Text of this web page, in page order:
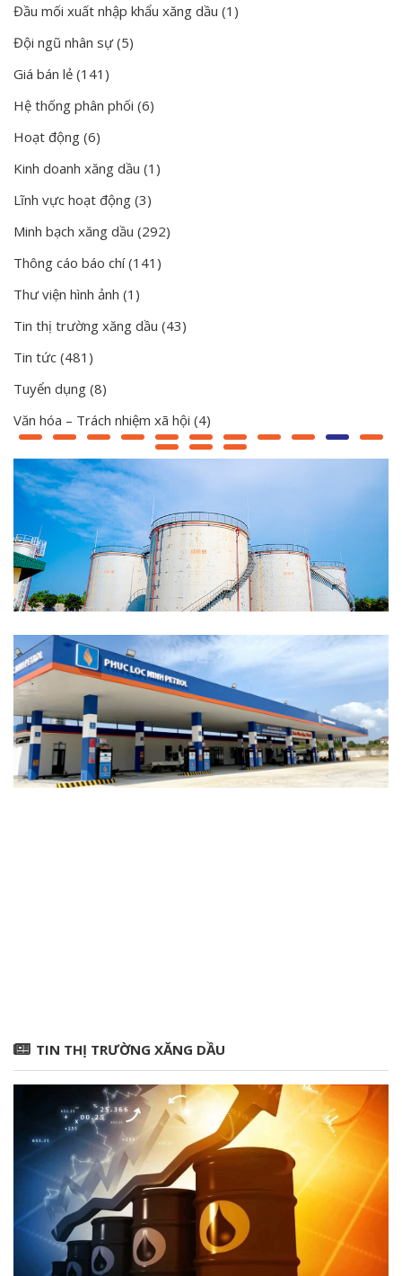
Đầu mối xuất nhập khẩu xăng dầu (1)
Đội ngũ nhân sự(5)
Giá bán lẻ (141)
Hệ thống phân phối (6)
Hoạt động (6)
Kinh doanh xăng dầu (1)
Lĩnh vực hoạt động (3)
Minh bạch xăng dầu (292)
Thông cáo báo chí(141)
Thư viện hình ảnh (1)
Tin thị trường xăng dầu (43)
Tin tức (481)
Tuyển dụng (8)
Văn hóa – Trách nhiệm xã hội (4)
TIN THỊ TRƯỜNG XĂNG DẦU